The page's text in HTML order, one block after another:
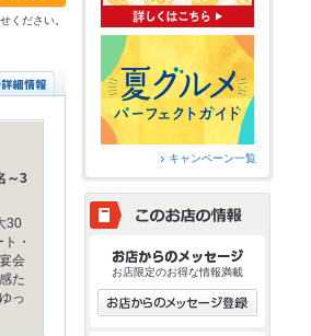
ください。
～3
30
・
会
た
っ
キャンペーン一覧
お店限定のお得な情報満載